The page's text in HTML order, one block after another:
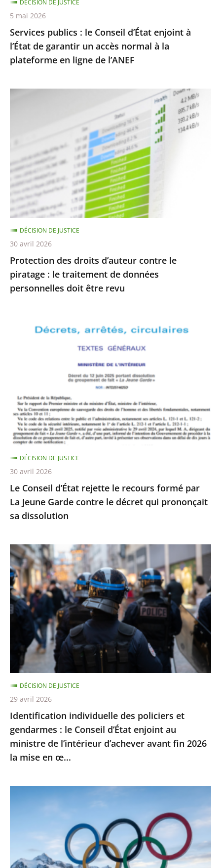
garantir
un
accès
normal
à
plateforme
Services publics : le Conseil d’État enjoint à
l’État de garantir un accès normal à la
plateforme en ligne de l’ANEF
DÉCISION DE JUSTICE
5 mai 2026
Protection
le
piratage
:
le
traitement
de
données
personnelles
doit
être
Protection des droits d’auteur contre le
piratage : le traitement de données
personnelles doit être revu
DÉCISION DE JUSTICE
30 avril 2026
Conseil
formé
par
La
Jeune
Garde
contre
le
décret
qui
sa
dissolution
Le Conseil d’État rejette le recours formé par
La Jeune Garde contre le décret qui prononçait
sa dissolution
DÉCISION DE JUSTICE
30 avril 2026
Identification
individuelle
des
policiers
et
gendarmes
Conseil
d’État
enjoint
au
ministre
de
l’intérieur
d’achever
fin
œ...
Identification individuelle des policiers et
gendarmes : le Conseil d’État enjoint au
ministre de l’intérieur d’achever avant fin 2026
la mise en œ...
DÉCISION DE JUSTICE
29 avril 2026
Olympiques
Paralympiques
2030